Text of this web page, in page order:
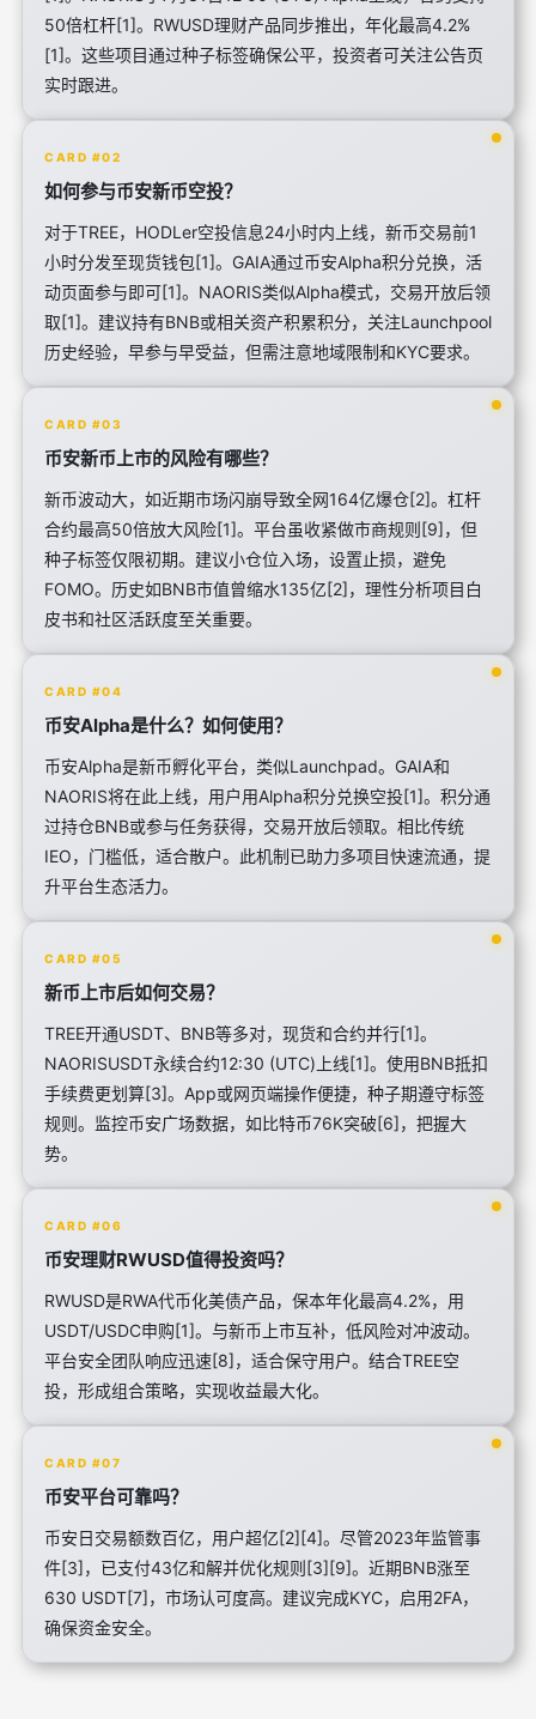
50倍杠杆[1]。RWUSD理财产品同步推出，年化最高4.2%
[1]。这些项目通过种子标签确保公平，投资者可关注公告页
实时跟进。
CARD #02
如何参与币安新币空投？
对于TREE，HODLer空投信息24小时内上线，新币交易前1
小时分发至现货钱包[1]。GAIA通过币安Alpha积分兑换，活
动页面参与即可[1]。NAORIS类似Alpha模式，交易开放后领
取[1]。建议持有BNB或相关资产积累积分，关注Launchpool
历史经验，早参与早受益，但需注意地域限制和KYC要求。
CARD #03
币安新币上市的风险有哪些？
新币波动大，如近期市场闪崩导致全网164亿爆仓[2]。杠杆
合约最高50倍放大风险[1]。平台虽收紧做市商规则[9]，但
种子标签仅限初期。建议小仓位入场，设置止损，避免
FOMO。历史如BNB市值曾缩水135亿[2]，理性分析项目白
皮书和社区活跃度至关重要。
CARD #04
币安Alpha是什么？如何使用？
币安Alpha是新币孵化平台，类似Launchpad。GAIA和
NAORIS将在此上线，用户用Alpha积分兑换空投[1]。积分通
过持仓BNB或参与任务获得，交易开放后领取。相比传统
IEO，门槛低，适合散户。此机制已助力多项目快速流通，提
升平台生态活力。
CARD #05
新币上市后如何交易？
TREE开通USDT、BNB等多对，现货和合约并行[1]。
NAORISUSDT永续合约12:30 (UTC)上线[1]。使用BNB抵扣
手续费更划算[3]。App或网页端操作便捷，种子期遵守标签
规则。监控币安广场数据，如比特币76K突破[6]，把握大
势。
CARD #06
币安理财RWUSD值得投资吗？
RWUSD是RWA代币化美债产品，保本年化最高4.2%，用
USDT/USDC申购[1]。与新币上市互补，低风险对冲波动。
平台安全团队响应迅速[8]，适合保守用户。结合TREE空
投，形成组合策略，实现收益最大化。
CARD #07
币安平台可靠吗？
币安日交易额数百亿，用户超亿[2][4]。尽管2023年监管事
件[3]，已支付43亿和解并优化规则[3][9]。近期BNB涨至
630 USDT[7]，市场认可度高。建议完成KYC，启用2FA，
确保资金安全。